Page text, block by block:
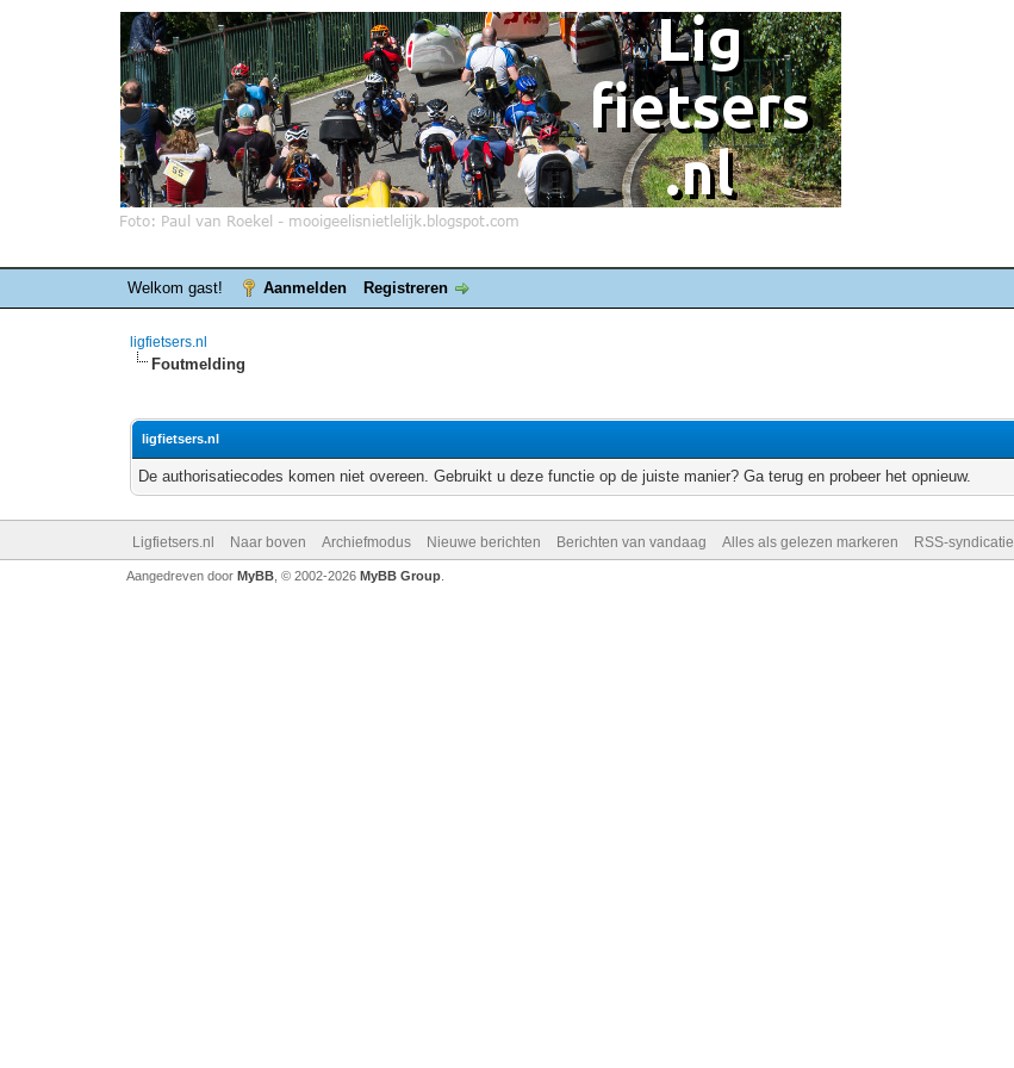
Welkom gast! Aanmelden Registreren
ligfietsers.nl
Foutmelding
ligfietsers.nl
De authorisatiecodes komen niet overeen. Gebruikt u deze functie op de juiste manier? Ga terug en probeer het opnieuw.
Ligfietsers.nl Naar boven Archiefmodus Nieuwe berichten Berichten van vandaag Alles als gelezen markeren RSS-syndicatie
Aangedreven door MyBB, © 2002-2026 MyBB Group.